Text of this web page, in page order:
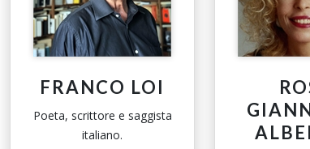
FRANCO LOI
Poeta, scrittore e saggista
italiano.